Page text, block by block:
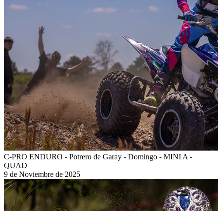
C-PRO ENDURO - Potrero de Garay - Domingo - MINI A -
QUAD
9 de Noviembre de 2025